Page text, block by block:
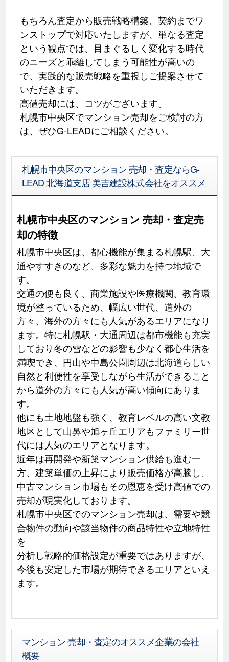
もちろん査定から販売戦略構築、契約までワ
ンストップで対応いたしますが、単なる査定
という観点では、目まぐるしく変化する時代
のニーズと乖離してしまう可能性が高いの
で、実践的な販売戦略を重視しご提案させて
いただきます。
高値売却には、コツがございます。
札幌市中央区でマンション売却をご検討の方
は、ぜひG-LEADにご相談ください。
札幌市中央区のマンション 売却・査定ならG-
LEAD 北海道支店 美吉建設株式会社をオススメ
札幌市中央区のマンション 売却・査定売
却の特徴
札幌市中央区は、都心機能が集まる札幌駅、大
通やすすきのなど、多彩な魅力を持つ地域で
す。
交通の便も良く、商業施設や医療機関、教育環
境が整っているため、幅広い世代、道外の
方々、海外の方々にも人気があるエリアになり
ます。特に札幌駅・大通周辺は都市機能も充実
しており冬の雪などの影響も少なく都心生活を
満喫でき、円山や中島公園周辺は北海道らしい
自然と利便性を享受しながら生活ができること
から道外の方々にも人気が高い傾向にありま
す。
他にも土地地盤も強く、教育レベルの高い文教
地区として山鼻や旭ヶ丘エリアもファミリー世
代には人気のエリアとなります。
近年は再開発や新築マンション供給も進む一
方、建築単価の上昇により販売価格が高騰し、
中古マンション市場もその恩恵を受け高値での
売却が現実化しております。
札幌市中央区でのマンション売却は、需要や競
合物件の動向や該当物件の商品特性や立地特性
を
分析し戦略的価格設定が重要ではありますが、
今後も安定した市場が期待できるエリアといえ
ます。
マンション 売却・査定のオススメ企業の会社
概要